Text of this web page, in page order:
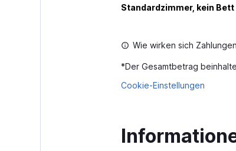
Standardzimmer, kein Bett
Wie wirken sich
*Der Gesamtbetrag
Cookie-Einstellungen